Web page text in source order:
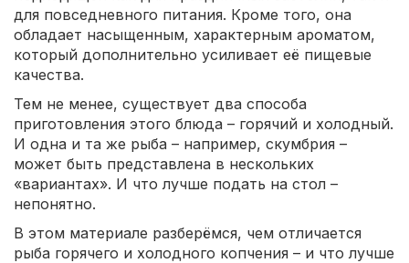
для повседневного питания. Кроме того, она
обладает насыщенным, характерным ароматом,
который дополнительно усиливает её пищевые
качества.
Тем не менее, существует два способа
приготовления этого блюда – горячий и холодный.
И одна и та же рыба – например, скумбрия –
может быть представлена в нескольких
«вариантах». И что лучше подать на стол –
непонятно.
В этом материале разберёмся, чем отличается
рыба горячего и холодного копчения – и что лучше